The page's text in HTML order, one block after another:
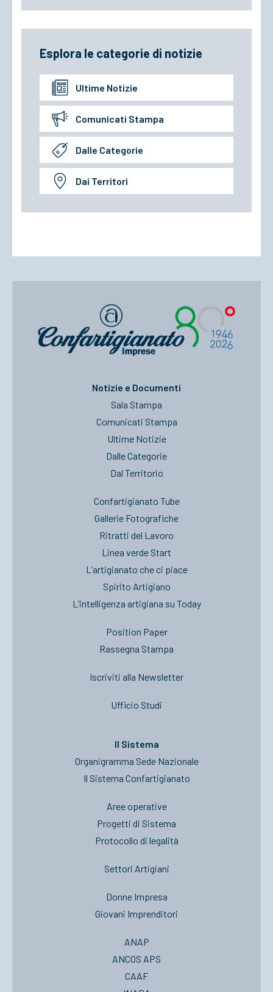
Esplora le categorie di notizie
Ultime Notizie
Comunicati Stampa
Dalle Categorie
Dai Territori
Notizie e Documenti
Sala Stampa
Comunicati Stampa
Ultime Notizie
Dalle Categorie
Dal Territorio
Confartigianato Tube
Gallerie Fotografiche
Ritratti del Lavoro
Linea verde Start
L’artigianato che ci piace
Spirito Artigiano
L’intelligenza artigiana su Today
Position Paper
Rassegna Stampa
Iscriviti alla Newsletter
Ufficio Studi
Il Sistema
Organigramma Sede Nazionale
Il Sistema Confartigianato
Aree operative
Progetti di Sistema
Protocollo di legalità
Settori Artigiani
Donne Impresa
Giovani Imprenditori
ANAP
ANCOS APS
CAAF